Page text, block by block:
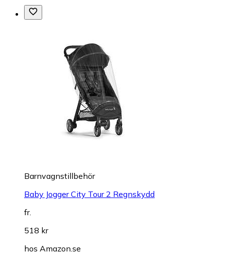
Barnvagnstillbehör
Baby Jogger City Tour 2 Regnskydd
fr.
518 kr
hos Amazon.se